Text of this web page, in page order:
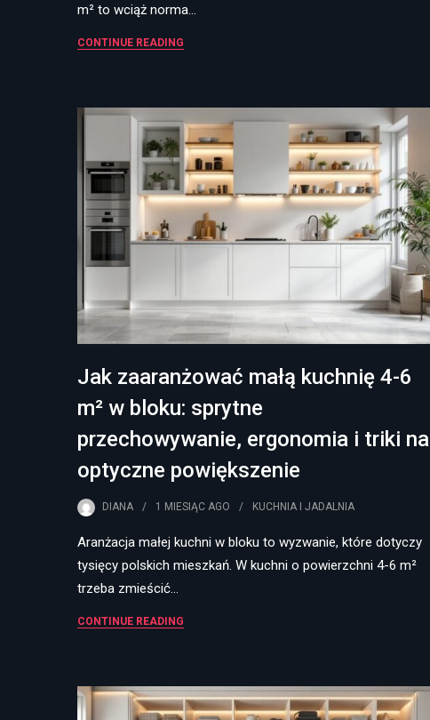
m² to wciąż norma…
CONTINUE READING
Jak zaaranżować małą kuchnię 4-6
m² w bloku: sprytne
przechowywanie, ergonomia i triki na
optyczne powiększenie
DIANA 1 MIESIĄC AGO KUCHNIA I JADALNIA
Aranżacja małej kuchni w bloku to wyzwanie, które dotyczy
tysięcy polskich mieszkań. W kuchni o powierzchni 4-6 m²
trzeba zmieścić…
CONTINUE READING